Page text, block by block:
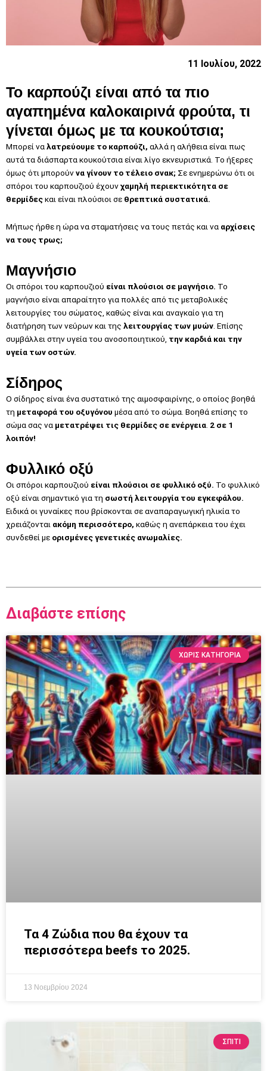
11 Ιουλίου, 2022
Το καρπούζι είναι από τα πιο
αγαπημένα καλοκαιρινά φρούτα, τι
γίνεται όμως με τα κουκούτσια;
Μπορεί ναλατρεύουμε το καρπούζι, αλλά η αλήθεια είναι πως
αυτά τα διάσπαρτα κουκούτσια είναι λίγο εκνευριστικά. Το ήξερες
όμως ότι μπορούννα γίνουν το τέλειο σνακ; Σε ενημερώνω ότι οι
σπόροι του καρπουζιού έχουνχαμηλή περιεκτικότητα σε
θερμίδεςκαι είναι πλούσιοι σε θρεπτικά συστατικά.
Μήπως ήρθε η ώρα να σταματήσεις να τους πετάς και να αρχίσεις
να τους τρως;
Μαγνήσιο
Oι σπόροι του καρπουζιού είναι πλούσιοι σε μαγνήσιο. Το
μαγνήσιο είναι απαραίτητο για πολλές από τις μεταβολικές
λειτουργίες του σώματος, καθώς είναι και αναγκαίο για τη
διατήρηση των νεύρων και της λειτουργίας των μυών . Επίσης
συμβάλλει στην υγεία του ανοσοποιητικού, την καρδιά και την
υγεία των οστών.
Σίδηρος
Ο σίδηρος είναι ένα συστατικό της αιμοσφαιρίνης, ο οποίος βοηθά
τη μεταφορά του οξυγόνου μέσα από το σώμα. Βοηθά επίσης το
σώμα σας να μετατρέψει τις θερμίδες σε ενέργεια 2 σε 1
λοιπόν!
Φυλλικό οξύ
Οι σπόροι καρπουζιού είναι πλούσιοι σε φυλλικό οξύ. Το φυλλικό
οξύ είναι σημαντικό για τη σωστή λειτουργία του εγκεφάλου.
Ειδικά οι γυναίκες που βρίσκονται σε αναπαραγωγική ηλικία το
χρειάζονται ακόμη περισσότερο, καθώς η ανεπάρκεια του έχει
συνδεθεί με ορισμένες γενετικές ανωμαλίες.
Διαβάστε επίσης
ΧΩΡΊΣ ΚΑΤΗΓΟΡΊΑ
Τα 4 Ζώδια που θα έχουν τα
περισσότερα beefs το 2025.
13 Νοεμβρίου 2024
ΣΠΙΤΙ